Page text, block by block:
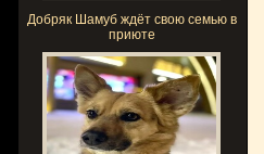
Добряк Шамуб ждёт свою семью в
приюте